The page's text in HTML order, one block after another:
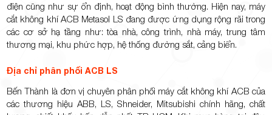
điện cũng như sự ổn định, hoạt động bình thường. Hiện nay, máy
cắt không khí ACB Metasol LS đang được ứng dụng rộng rãi trong
các cơ sở hạ tầng như: tòa nhà, công trình, nhà máy, trung tâm
thương mại, khu phức hợp, hệ thống đường sắt, cảng biển.
Địa chỉ phân phối ACB LS
Bến Thành là đơn vị chuyên phân phối máy cắt không khí ACB của
các thương hiệu ABB, LS, Shneider, Mitsubishi chính hãng, chất